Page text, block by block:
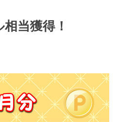
当獲得！